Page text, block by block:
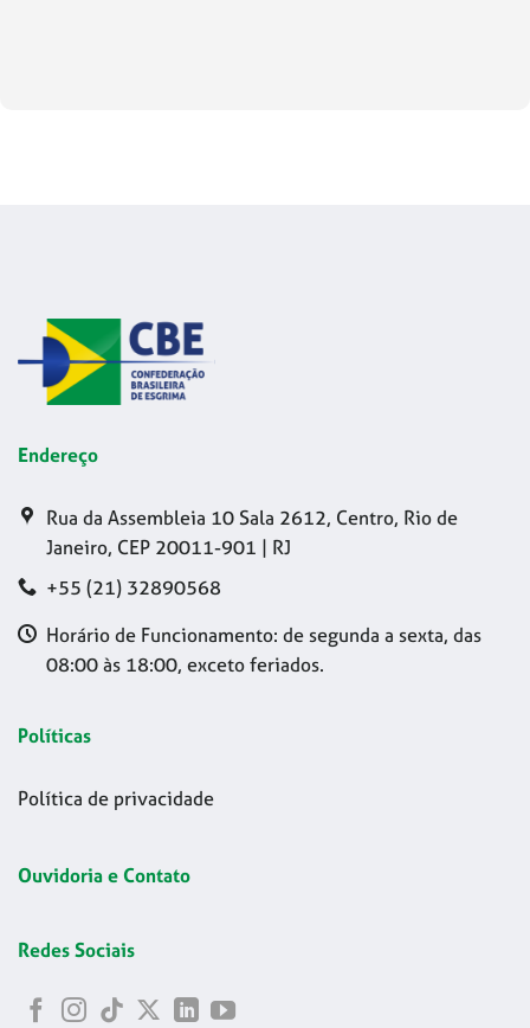
Endereço
Rua da Assembleia 10 Sala 2612, Centro, Rio de
Janeiro, CEP 20011-901 | RJ
+55 (21) 32890568
Horário de Funcionamento: de segunda a sexta, das
08:00 às 18:00, exceto feriados.
Políticas
Política de privacidade
Ouvidoria e Contato
Redes Sociais